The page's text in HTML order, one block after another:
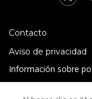
Contacto
Aviso de privacidad
Información sobre